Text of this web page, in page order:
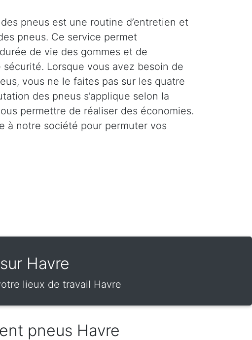
pneus est une routine d’entretien et
pneus. Ce service permet
de vie des gommes et de
Lorsque vous avez besoin de
vous ne le faites pas sur les quatre
des pneus s’applique selon la
permettre de réaliser des économies.
à notre société pour permuter vos
Havre
lieux de travail Havre
pneus Havre